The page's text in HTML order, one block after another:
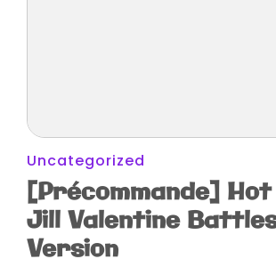
Uncategorized
[Précommande] Hot
Jill Valentine
Version